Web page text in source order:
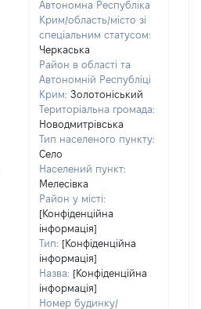
Автономна Республіка
Крим/область/місто зі
спеціальним статусом:
Черкаська
Район в області та
Автономній Республіці
Крим: Золотоніський
Територіальна громада:
Новодмитрівська
Тип населеного пункту:
Село
Населений пункт:
Мелесівка
Район у місті:
[Конфіденційна
інформація]
Тип: [Конфіденційна
інформація]
Назва: [Конфіденційна
інформація]
Номер будинку/